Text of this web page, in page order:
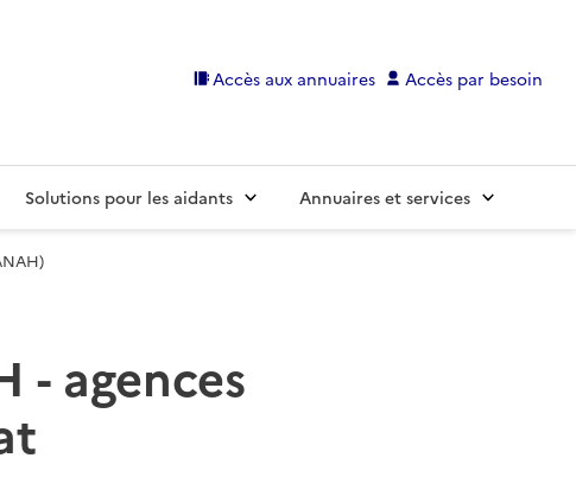
Accès aux annuaires Accès par besoin
Solutions pour les aidants Annuaires et services
- agences